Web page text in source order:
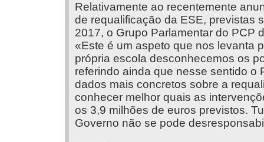
Relativamente ao recentemente
de requalificação da ESE, previstas
2017, o Grupo Parlamentar do PCP
«Este é um aspeto que nos levanta
própria escola desconhecemos os
referindo ainda que nesse sentido o
dados mais concretos sobre a
conhecer melhor quais as
os 3,9 milhões de euros previstos.
Governo não se pode